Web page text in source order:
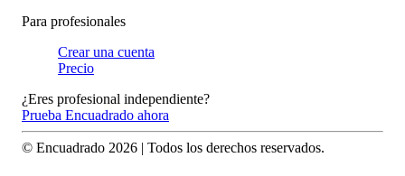
Para profesionales
Crear una cuenta
Precio
¿Eres profesional independiente?
Prueba Encuadrado ahora
© Encuadrado 2026 | Todos los derechos reservados.